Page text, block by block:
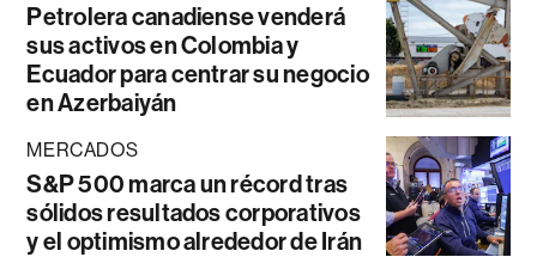
Petrolera canadiense venderá
sus activos en Colombia y
Ecuador para centrar su negocio
en Azerbaiyán
MERCADOS
S&P 500 marca un récord tras
sólidos resultados corporativos
y el optimismo alrededor de Irán